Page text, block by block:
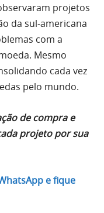
projetos
da sul-americana
com a
Mesmo
cada vez
pelo mundo.
de compra e
projeto por sua
e fique